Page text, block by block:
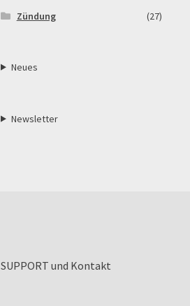
Zündung
(27)
Neues
Newsletter
SUPPORT und Kontakt